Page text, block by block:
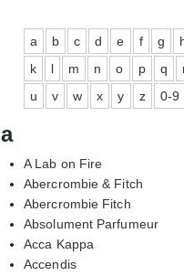
a b c d e f g
k
l m n o p q
u
v w x y z 0-9
a
A Lab on Fire
Abercrombie & Fitch
Abercrombie Fitch
Absolument Parfumeur
Acca Kappa
Accendis